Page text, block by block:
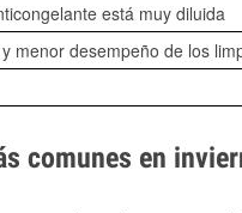
está muy diluida
menor desempeño de los
comunes en